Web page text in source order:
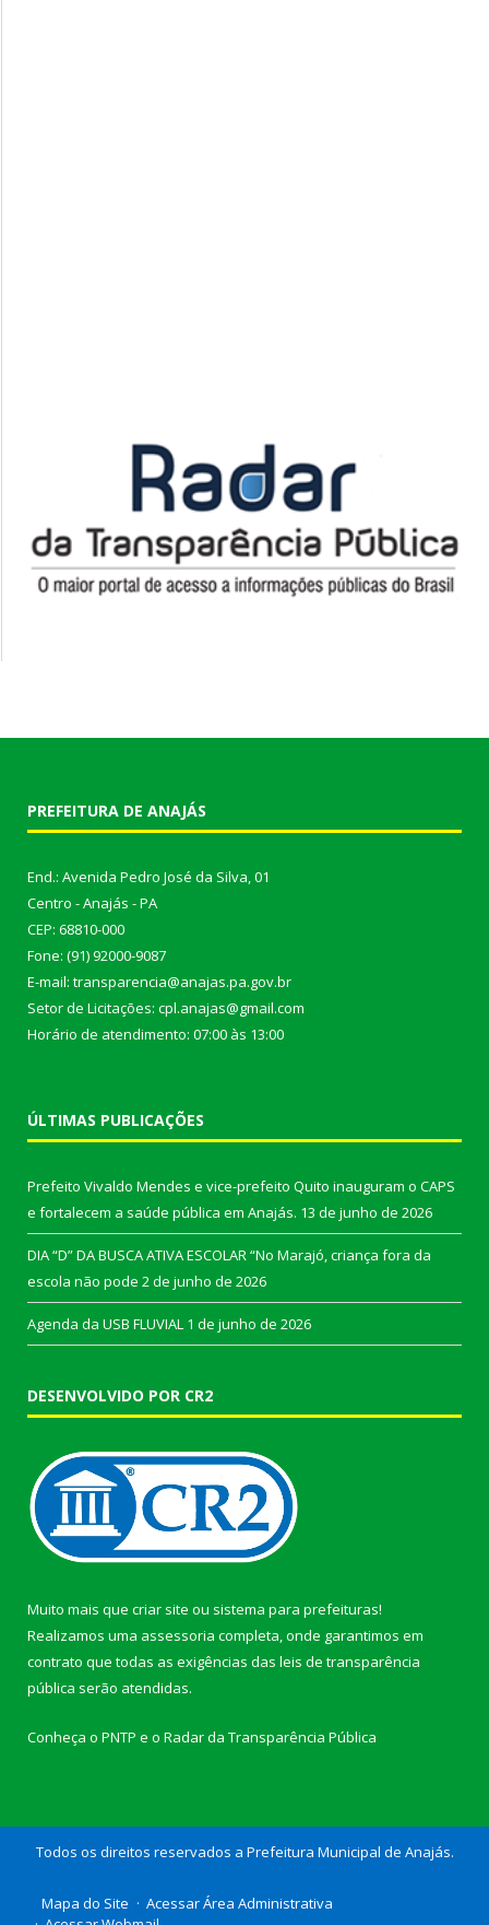
PREFEITURA DE ANAJÁS
End.: Avenida Pedro José da Silva, 01
Centro - Anajás - PA
CEP: 68810-000
Fone: (91) 92000-9087
E-mail: transparencia@anajas.pa.gov.br
Setor de Licitações: cpl.anajas@gmail.com
Horário de atendimento: 07:00 às 13:00
ÚLTIMAS PUBLICAÇÕES
Prefeito Vivaldo Mendes e vice-prefeito Quito inauguram o CAPS
e fortalecem a saúde pública em Anajás. 13 de junho de 2026
DIA “D” DA BUSCA ATIVA ESCOLAR “No Marajó, criança fora da
escola não pode 2 de junho de 2026
Agenda da USB FLUVIAL 1 de junho de 2026
DESENVOLVIDO POR CR2
Muito mais que criar site ou sistema para prefeituras!
Realizamos uma assessoria completa, onde garantimos em
contrato que todas as exigências das leis de transparência
pública serão atendidas.
Conheça o PNTP e o Radar da Transparência Pública
Todos os direitos reservados a Prefeitura Municipal de Anajás.
Mapa do Site
Acessar Área Administrativa